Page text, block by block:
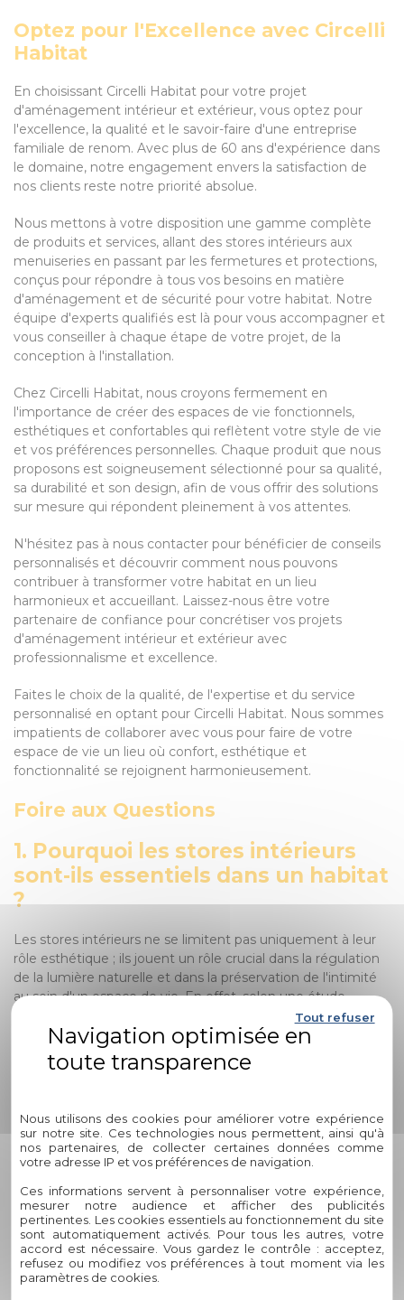
Optez pour l'Excellence avec Circelli
Habitat
En choisissant Circelli Habitat pour votre projet
d'aménagement intérieur et extérieur, vous optez pour
l'excellence, la qualité et le savoir-faire d'une entreprise
familiale de renom. Avec plus de 60 ans d'expérience dans
le domaine, notre engagement envers la satisfaction de
nos clients reste notre priorité absolue.
Nous mettons à votre disposition une gamme complète
de produits et services, allant des stores intérieurs aux
menuiseries en passant par les fermetures et protections,
conçus pour répondre à tous vos besoins en matière
d'aménagement et de sécurité pour votre habitat. Notre
équipe d'experts qualifiés est là pour vous accompagner et
vous conseiller à chaque étape de votre projet, de la
conception à l'installation.
Chez Circelli Habitat, nous croyons fermement en
l'importance de créer des espaces de vie fonctionnels,
esthétiques et confortables qui reflètent votre style de vie
et vos préférences personnelles. Chaque produit que nous
proposons est soigneusement sélectionné pour sa qualité,
sa durabilité et son design, afin de vous offrir des solutions
sur mesure qui répondent pleinement à vos attentes.
N'hésitez pas à nous contacter pour bénéficier de conseils
personnalisés et découvrir comment nous pouvons
contribuer à transformer votre habitat en un lieu
harmonieux et accueillant. Laissez-nous être votre
partenaire de confiance pour concrétiser vos projets
d'aménagement intérieur et extérieur avec
professionnalisme et excellence.
Faites le choix de la qualité, de l'expertise et du service
personnalisé en optant pour Circelli Habitat. Nous sommes
impatients de collaborer avec vous pour faire de votre
espace de vie un lieu où confort, esthétique et
fonctionnalité se rejoignent harmonieusement.
Foire aux Questions
1. Pourquoi les stores intérieurs
sont-ils essentiels dans un habitat
?
Les stores intérieurs ne se limitent pas uniquement à leur
rôle esthétique ; ils jouent un rôle crucial dans la régulation
de la lumière naturelle et dans la préservation de l'intimité
au sein d'un espace de vie. En effet, selon une étude
récente menée par le département de Design d'intérieur
de l'Université de Californie, 82% des personnes sondées
considèrent que la modulation de la lumière naturelle à
l'intérieur de leur domicile a un impact direct sur leur bien-
2. Quels services
complémentaires peuvent être
bénéfiques pour mon habitat ?
En plus des stores intérieurs, des solutions
complémentaires telles que les menuiseries, les fermetures
et protections extérieures offrent des avantages
substantiels en termes d'isolation thermique, de sécurité et
Nous utilisons des cookies pour améliorer votre expérience
sur notre site. Ces technologies nous permettent, ainsi qu'à
nos partenaires, de collecter certaines données comme
votre adresse IP et vos préférences de navigation.
Ces informations servent à personnaliser votre expérience,
mesurer notre audience et afficher des publicités
pertinentes. Les cookies essentiels au fonctionnement du site
sont automatiquement activés. Pour tous les autres, votre
accord est nécessaire. Vous gardez le contrôle : acceptez,
refusez ou modifiez vos préférences à tout moment via les
paramètres de cookies.
Tout refuser